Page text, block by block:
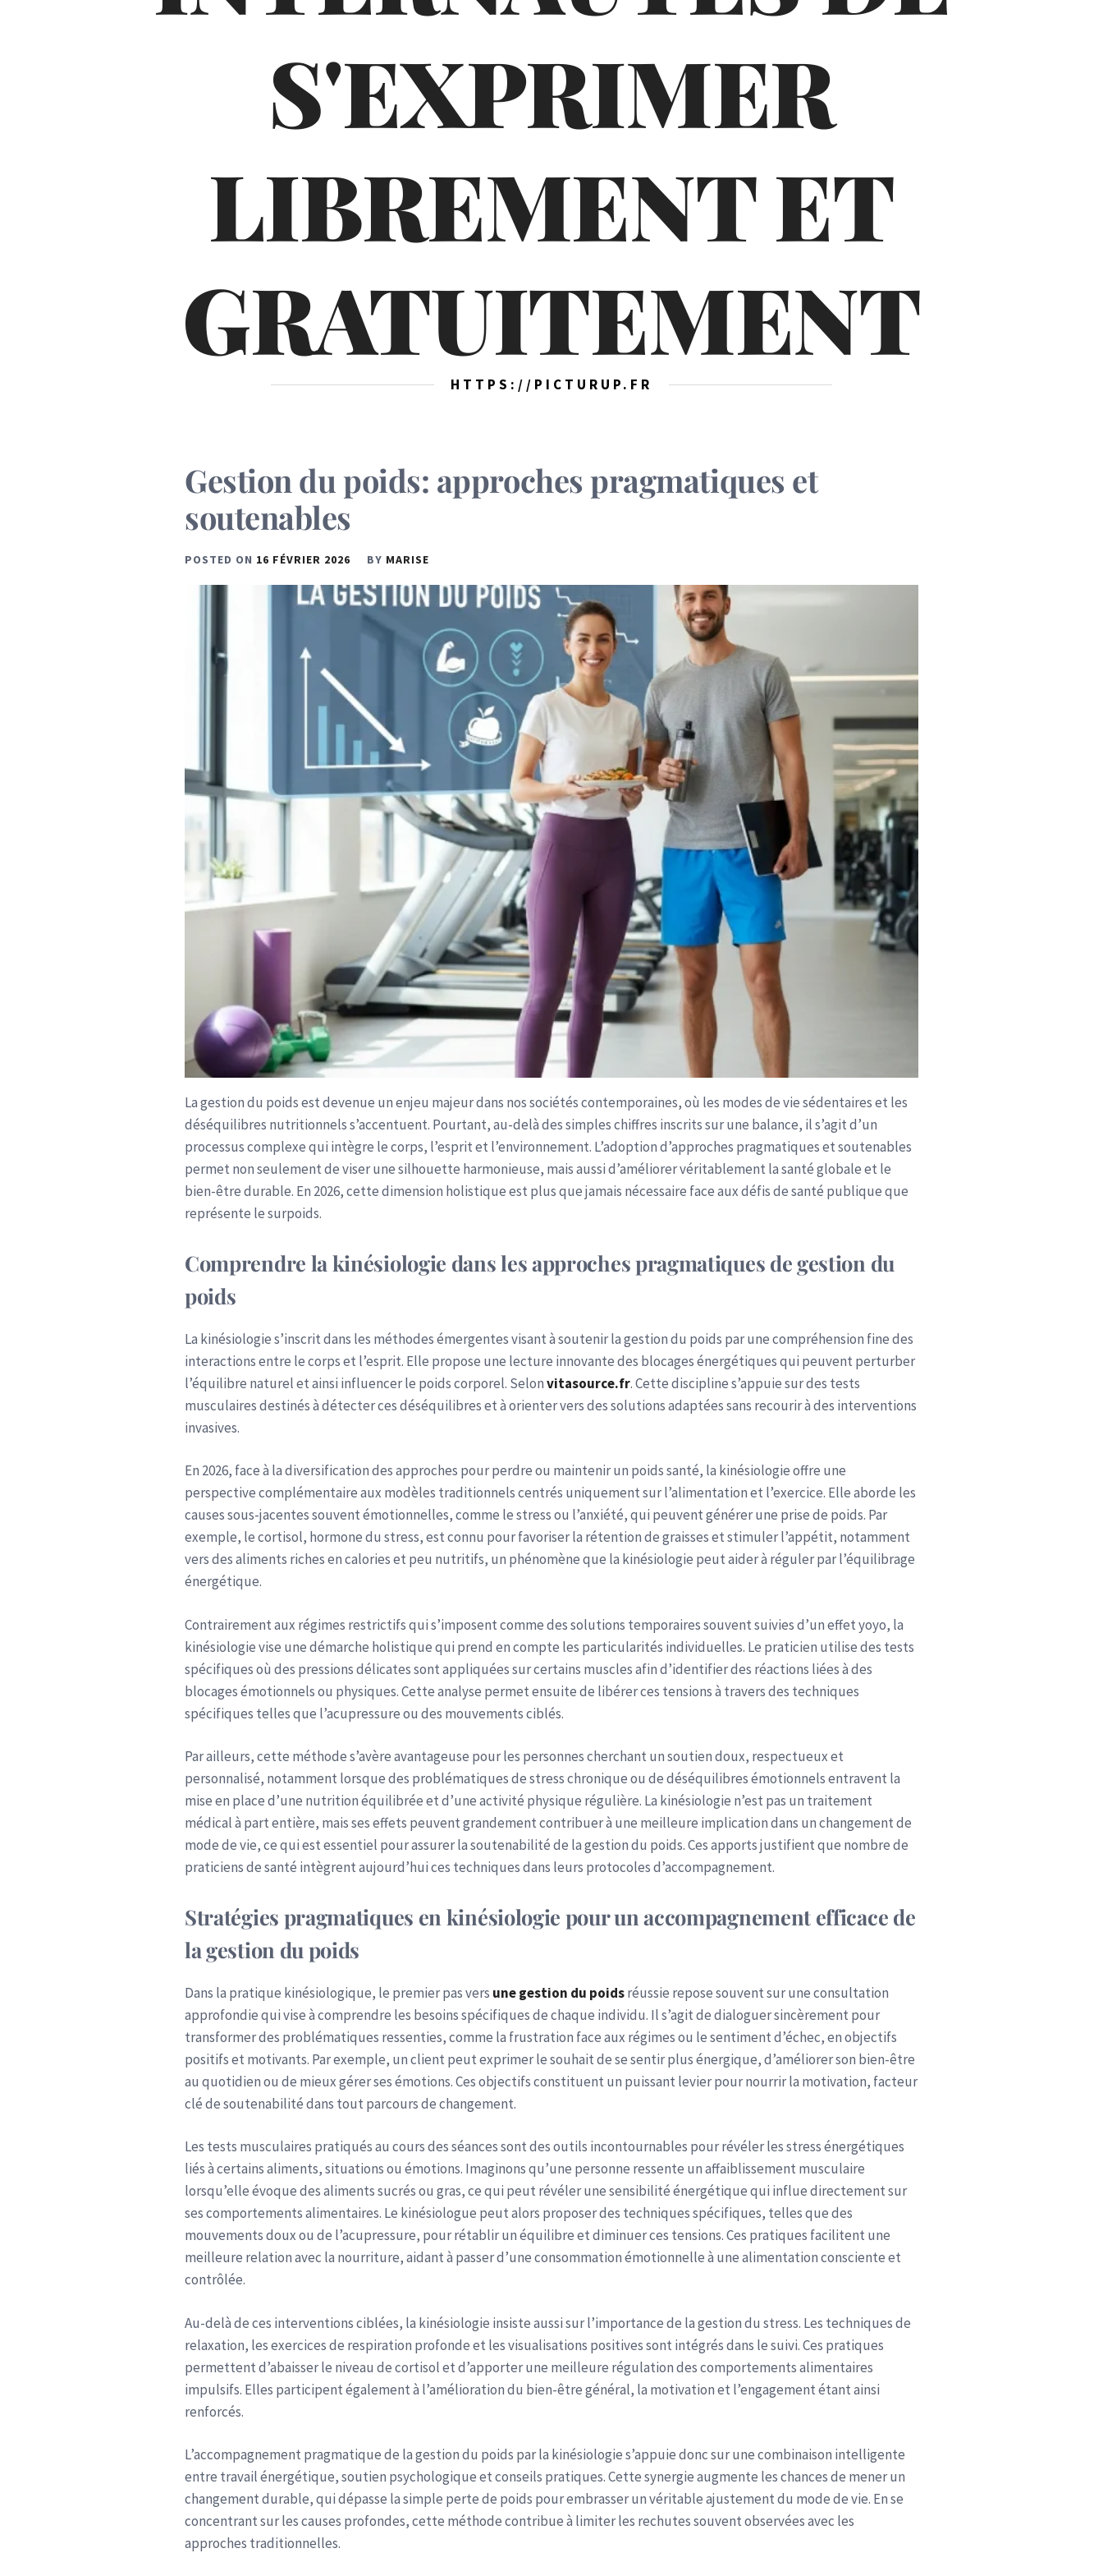
S'EXPRIMER
LIBREMENT ET
GRATUITEMENT
HTTPS://PICTURUP.FR
Gestion du poids: approches pragmatiques et
soutenables
POSTED ON 16 FÉVRIER 2026 BY MARISE
La gestion du poids est devenue un enjeu majeur dans nos sociétés contemporaines, où les modes de vie sédentaires et les
déséquilibres nutritionnels s’accentuent. Pourtant, au-delà des simples chiffres inscrits sur une balance, il s’agit d’un
processus complexe qui intègre le corps, l’esprit et l’environnement. L’adoption d’approches pragmatiques et soutenables
permet non seulement de viser une silhouette harmonieuse, mais aussi d’améliorer véritablement la santé globale et le
bien-être durable. En 2026, cette dimension holistique est plus que jamais nécessaire face aux défis de santé publique que
représente le surpoids.
Comprendre la kinésiologie dans les approches pragmatiques de gestion du
poids
La kinésiologie s’inscrit dans les méthodes émergentes visant à soutenir la gestion du poids par une compréhension fine des
interactions entre le corps et l’esprit. Elle propose une lecture innovante des blocages énergétiques qui peuvent perturber
l’équilibre naturel et ainsi influencer le poids corporel. Selonvitasource.fr.Cette discipline s’appuie sur des tests
musculaires destinés à détecter ces déséquilibres et à orienter vers des solutions adaptées sans recourir à des interventions
invasives.
En 2026, face à la diversification des approches pour perdre ou maintenir un poids santé, la kinésiologie offre une
perspective complémentaire aux modèles traditionnels centrés uniquement sur l’alimentation et l’exercice. Elle aborde les
causes sous-jacentes souvent émotionnelles, comme le stress ou l’anxiété, qui peuvent générer une prise de poids. Par
exemple, le cortisol, hormone du stress, est connu pour favoriser la rétention de graisses et stimuler l’appétit, notamment
vers des aliments riches en calories et peu nutritifs, un phénomène que la kinésiologie peut aider à réguler par l’équilibrage
énergétique.
Contrairement aux régimes restrictifs qui s’imposent comme des solutions temporaires souvent suivies d’un effet yoyo, la
kinésiologie vise une démarche holistique qui prend en compte les particularités individuelles. Le praticien utilise des tests
spécifiques où des pressions délicates sont appliquées sur certains muscles afin d’identifier des réactions liées à des
blocages émotionnels ou physiques. Cette analyse permet ensuite de libérer ces tensions à travers des techniques
spécifiques telles que l’acupressure ou des mouvements ciblés.
Par ailleurs, cette méthode s’avère avantageuse pour les personnes cherchant un soutien doux, respectueux et
personnalisé, notamment lorsque des problématiques de stress chronique ou de déséquilibres émotionnels entravent la
mise en place d’une nutrition équilibrée et d’une activité physique régulière. La kinésiologie n’est pas un traitement
médical à part entière, mais ses effets peuvent grandement contribuer à une meilleure implication dans un changement de
mode de vie, ce qui est essentiel pour assurer la soutenabilité de la gestion du poids. Ces apports justifient que nombre de
praticiens de santé intègrent aujourd’hui ces techniques dans leurs protocoles d’accompagnement.
Stratégies pragmatiques en kinésiologie pour un accompagnement efficace de
la gestion du poids
Dans la pratique kinésiologique, le premier pas vers une gestion du poidsréussie repose souvent sur une consultation
approfondie qui vise à comprendre les besoins spécifiques de chaque individu. Il s’agit de dialoguer sincèrement pour
transformer des problématiques ressenties, comme la frustration face aux régimes ou le sentiment d’échec, en objectifs
positifs et motivants. Par exemple, un client peut exprimer le souhait de se sentir plus énergique, d’améliorer son bien-être
au quotidien ou de mieux gérer ses émotions. Ces objectifs constituent un puissant levier pour nourrir la motivation, facteur
clé de soutenabilité dans tout parcours de changement.
Les tests musculaires pratiqués au cours des séances sont des outils incontournables pour révéler les stress énergétiques
liés à certains aliments, situations ou émotions. Imaginons qu’une personne ressente un affaiblissement musculaire
lorsqu’elle évoque des aliments sucrés ou gras, ce qui peut révéler une sensibilité énergétique qui influe directement sur
ses comportements alimentaires. Le kinésiologue peut alors proposer des techniques spécifiques, telles que des
mouvements doux ou de l’acupressure, pour rétablir un équilibre et diminuer ces tensions. Ces pratiques facilitent une
meilleure relation avec la nourriture, aidant à passer d’une consommation émotionnelle à une alimentation consciente et
contrôlée.
Au-delà de ces interventions ciblées, la kinésiologie insiste aussi sur l’importance de la gestion du stress. Les techniques de
relaxation, les exercices de respiration profonde et les visualisations positives sont intégrés dans le suivi. Ces pratiques
permettent d’abaisser le niveau de cortisol et d’apporter une meilleure régulation des comportements alimentaires
impulsifs. Elles participent également à l’amélioration du bien-être général, la motivation et l’engagement étant ainsi
renforcés.
L’accompagnement pragmatique de la gestion du poids par la kinésiologie s’appuie donc sur une combinaison intelligente
entre travail énergétique, soutien psychologique et conseils pratiques. Cette synergie augmente les chances de mener un
changement durable, qui dépasse la simple perte de poids pour embrasser un véritable ajustement du mode de vie. En se
concentrant sur les causes profondes, cette méthode contribue à limiter les rechutes souvent observées avec les
approches traditionnelles.